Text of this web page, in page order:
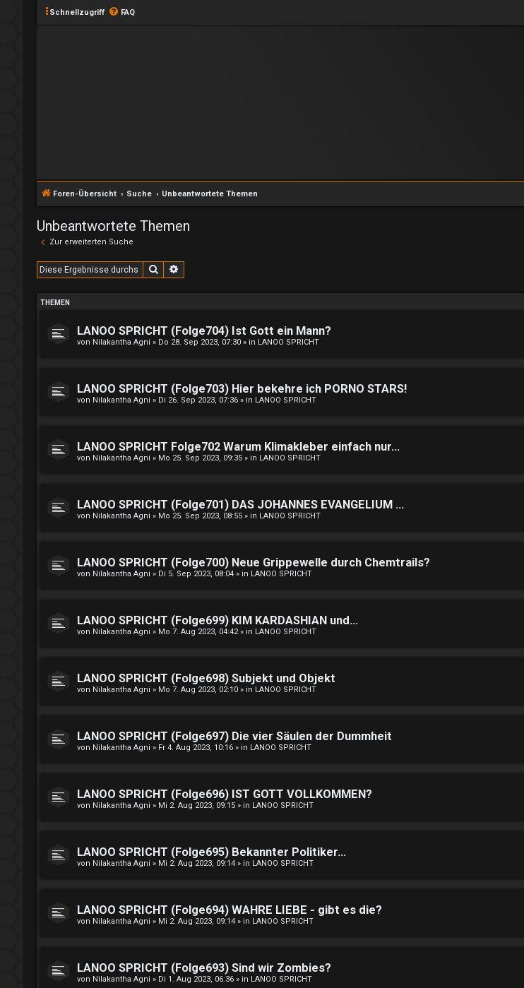
Schnellzugriff FAQ
Foren-Übersicht Suche Unbeantwortete Themen
Unbeantwortete Themen
Zur erweiterten Suche
Suche
THEMEN
LANOO SPRICHT (Folge704) Ist Gott ein Mann?
von Nilakantha Agni » Do 28. Sep 2023, 07:30 » in LANOO SPRICHT
LANOO SPRICHT (Folge703) Hier bekehre ich PORNO STARS!
von Nilakantha Agni » Di 26. Sep 2023, 07:36 » in LANOO SPRICHT
LANOO SPRICHT Folge702 Warum Klimakleber einfach nur...
von Nilakantha Agni » Mo 25. Sep 2023, 09:35 » in LANOO SPRICHT
LANOO SPRICHT (Folge701) DAS JOHANNES EVANGELIUM ...
von Nilakantha Agni » Mo 25. Sep 2023, 08:55 » in LANOO SPRICHT
LANOO SPRICHT (Folge700) Neue Grippewelle durch Chemtrails?
von Nilakantha Agni » Di 5. Sep 2023, 08:04 » in LANOO SPRICHT
LANOO SPRICHT (Folge699) KIM KARDASHIAN und...
von Nilakantha Agni » Mo 7. Aug 2023, 04:42» in LANOO SPRICHT
LANOO SPRICHT (Folge698) Subjekt und Objekt
von Nilakantha Agni » Mo 7. Aug 2023, 02:10 » in LANOO SPRICHT
LANOO SPRICHT (Folge697) Die vier Säulen der Dummheit
von Nilakantha Agni » Fr 4. Aug 2023, 10:16 » in LANOO SPRICHT
LANOO SPRICHT (Folge696) IST GOTT VOLLKOMMEN?
von Nilakantha Agni » Mi 2. Aug 2023, 09:15 » in LANOO SPRICHT
LANOO SPRICHT (Folge695) Bekannter Politiker...
von Nilakantha Agni » Mi 2. Aug 2023, 09:14 » in LANOO SPRICHT
LANOO SPRICHT (Folge694) WAHRE LIEBE - gibt es die?
von Nilakantha Agni » Mi 2. Aug 2023, 09:14 » in LANOO SPRICHT
LANOO SPRICHT (Folge693) Sind wir Zombies?
von Nilakantha Agni » Di 1. Aug 2023, 06:36 » in LANOO SPRICHT